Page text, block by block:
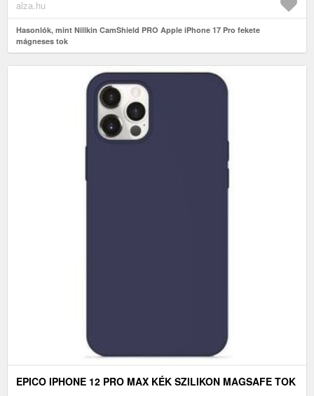
alza.hu
Hasonlók, mint Nillkin CamShield PRO Apple iPhone 17 Pro fekete
mágneses tok
EPICO IPHONE 12 PRO MAX KÉK SZILIKON MAGSAFE TOK